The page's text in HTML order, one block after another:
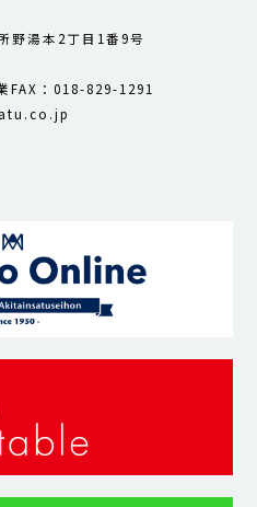
湯本2丁目1番9号
：018-829-1291